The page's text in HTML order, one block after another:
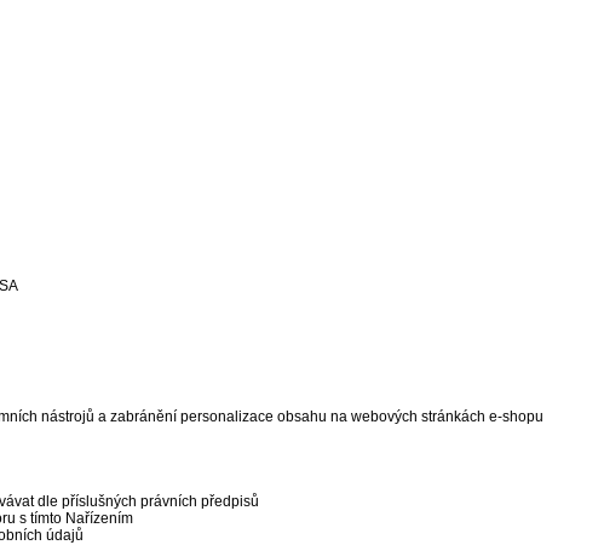
nástrojů a zabránění personalizace obsahu na webových stránkách e-shopu
dle příslušných právních předpisů
s tímto Nařízením
údajů